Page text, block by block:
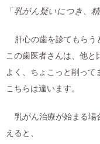
「 乳がん疑いにつき、
肝心の歯を診てもらう
この歯医者さんは、他と
よく、ちょこっと削って
こちらは違います。
乳がん治療が始まる場
えると、